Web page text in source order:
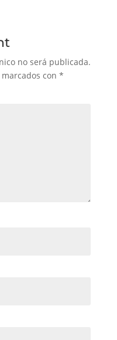
no será publicada.
con *